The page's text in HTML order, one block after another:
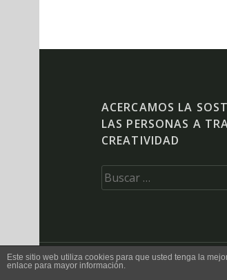
ACERCAMOS LA
LAS PERSONAS A
CREATIVIDAD
Buscar:
Proudly powered by WordPress
Este sitio web utiliza cookies para que usted tenga la
enlace para mayor información.